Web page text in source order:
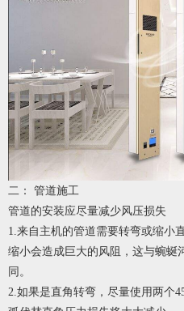
二： 管道施工
管道的安装应尽量减少风压损失
1.来自主机的管道需要转弯或缩小
缩小会造成巨大的风阻，这与蜿蜒
同。
2.如果是直角转弯，尽量使用两个